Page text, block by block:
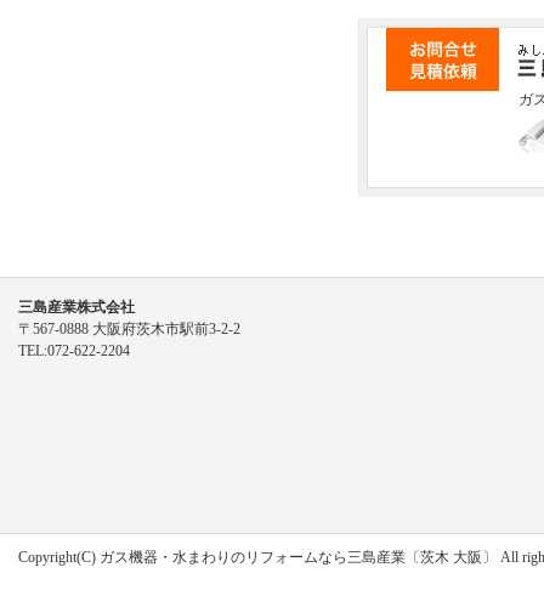
ガ
三島産業株式会社
〒567-0888 大阪府茨木市駅前3-2-2
TEL:072-622-2204
Copyright(C) ガス機器・水まわりのリフォームなら三島産業〔茨木 大阪〕 All